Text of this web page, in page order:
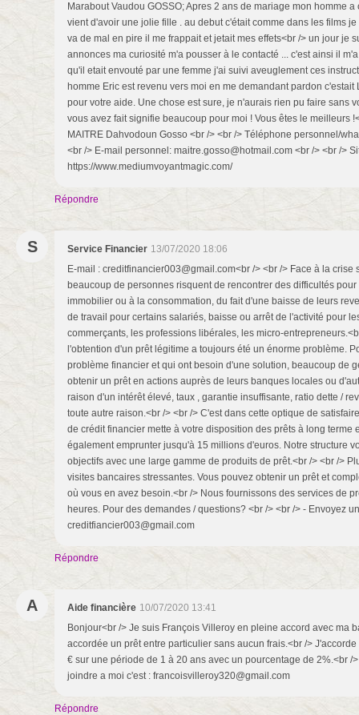
Marabout Vaudou GOSSO; Apres 2 ans de mariage mon homme
vient d'avoir une jolie fille . au debut c'était comme dans les films
va de mal en pire il me frappait et jetait mes effets<br /> un jour je
annonces ma curiosité m'a pousser à le contacté ... c'est ainsi il
qu'il etait envouté par une femme j'ai suivi aveuglement ces
homme Eric est revenu vers moi en me demandant pardon
pour votre aide. Une chose est sure, je n'aurais rien pu faire sans
vous avez fait signifie beaucoup pour moi ! Vous êtes le meilleurs
MAITRE Dahvodoun Gosso <br /> <br /> Téléphone personnel/
<br /> E-mail personnel: maitre.gosso@hotmail.com <br /> <br />
https://www.mediumvoyantmagic.com/
Répondre
S Service Financier 13/07/2020 18:06
E-mail : creditfinancier003@gmail.com<br /> <br /> Face à la crise
beaucoup de personnes risquent de rencontrer des difficultés
immobilier ou à la consommation, du fait d'une baisse de leurs
de travail pour certains salariés, baisse ou arrêt de l'activité pour
commerçants, les professions libérales, les micro-
l'obtention d'un prêt légitime a toujours été un énorme problème.
problème financier et qui ont besoin d'une solution, beaucoup de
obtenir un prêt en actions auprès de leurs banques locales ou
raison d'un intérêt élevé, taux , garantie insuffisante, ratio dette /
toute autre raison.<br /> <br /> C'est dans cette optique de
de crédit financier mette à votre disposition des prêts à long terme
également emprunter jusqu'à 15 millions d'euros. Notre structure
objectifs avec une large gamme de produits de prêt.<br /> <br />
visites bancaires stressantes. Vous pouvez obtenir un prêt et
où vous en avez besoin.<br /> Nous fournissons des services de
heures. Pour des demandes / questions? <br /> <br /> - Envoyez
creditfiancier003@gmail.com
Répondre
A Aide financière 10/07/2020 13:41
Bonjour<br /> Je suis François Villeroy en pleine accord avec ma
accordée un prêt entre particulier sans aucun frais.<br />
€ sur une période de 1 à 20 ans avec un pourcentage de 2%.<br /
joindre a moi c'est : francoisvilleroy320@gmail.com
Répondre